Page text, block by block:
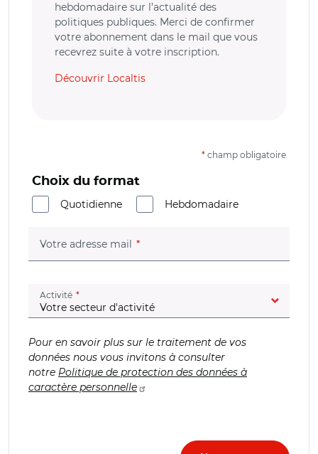
hebdomadaire sur l’actualité des
politiques publiques. Merci de confirmer
votre abonnement dans le mail que vous
recevrez suite à votre inscription.
Découvrir Localtis
* champ obligatoire
Choix du format
Quotidienne
Hebdomadaire
Votre adresse mail (champ obligatoire)
Activité (champ obligatoire)
Pour en savoir plus sur le traitement de vos
données nous vous invitons à consulter
notre Politique de protection des données à
caractère personnelle